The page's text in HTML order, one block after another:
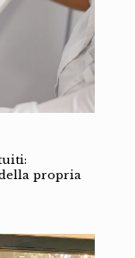
propria